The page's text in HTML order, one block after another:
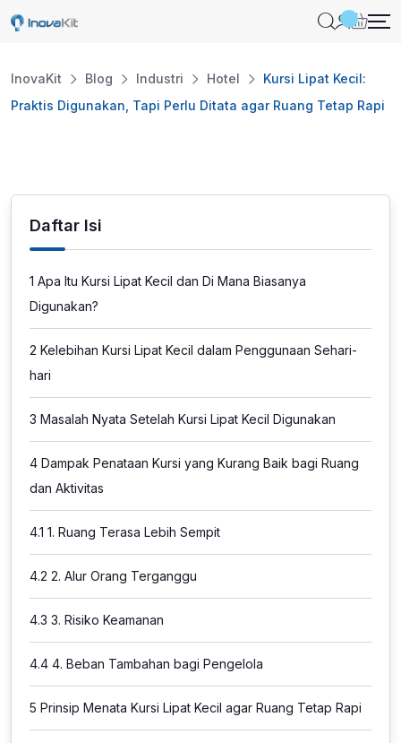
Skip
InovaKit Blog Industri Hotel
Kursi Lipat Kecil:
Praktis Digunakan, Tapi Perlu Ditata agar Ruang Tetap Rapi
Daftar Isi
1 Apa Itu Kursi Lipat Kecil dan Di Mana Biasanya
Digunakan?
2 Kelebihan Kursi Lipat Kecil dalam Penggunaan Sehari-
hari
3 Masalah Nyata Setelah Kursi Lipat Kecil Digunakan
4 Dampak Penataan Kursi yang Kurang Baik bagi Ruang
dan Aktivitas
4.1 1. Ruang Terasa Lebih Sempit
4.2 2. Alur Orang Terganggu
4.3 3. Risiko Keamanan
4.4 4. Beban Tambahan bagi Pengelola
5 Prinsip Menata Kursi Lipat Kecil agar Ruang Tetap Rapi